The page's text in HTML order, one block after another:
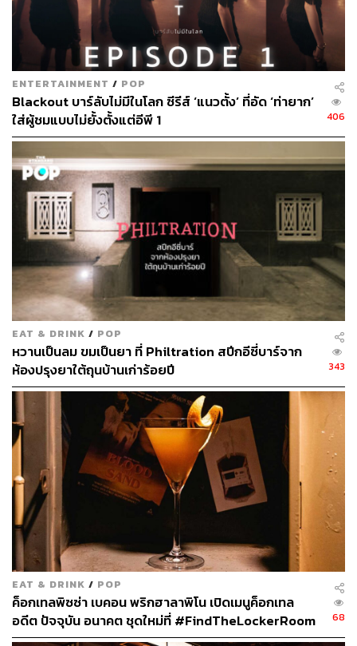
ENTERTAINMENT / POP
Blackout บาร์ลับไม่มีในโลก ซีรีส์ ‘แนวตั้ง’ ที่อัด ‘ท่ายาก’
ใส่ผู้ชมแบบไม่ยั้งตั้งแต่อีพี 1
406
EAT & DRINK / POP
หวานเป็นลม ขมเป็นยา ที่ Philtration สปีกอีซี่บาร์จาก
ห้องปรุงยาใต้ถุนบ้านเก่าร้อยปี
343
EAT & DRINK / POP
ค็อกเทลพิซซ่า เบคอน พริกฮาลาพิโน เปิดเมนูค็อกเทล
อดีต ปัจจุบัน อนาคต ชุดใหม่ที่ #FindTheLockerRoom
68